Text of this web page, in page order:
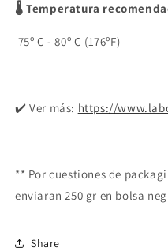
🌡 Temperatura
75º C - 80º C (176ºF)
✔️ Ver más: https://
** Por cuestiones de
enviaran 250 gr en bolsa
Share